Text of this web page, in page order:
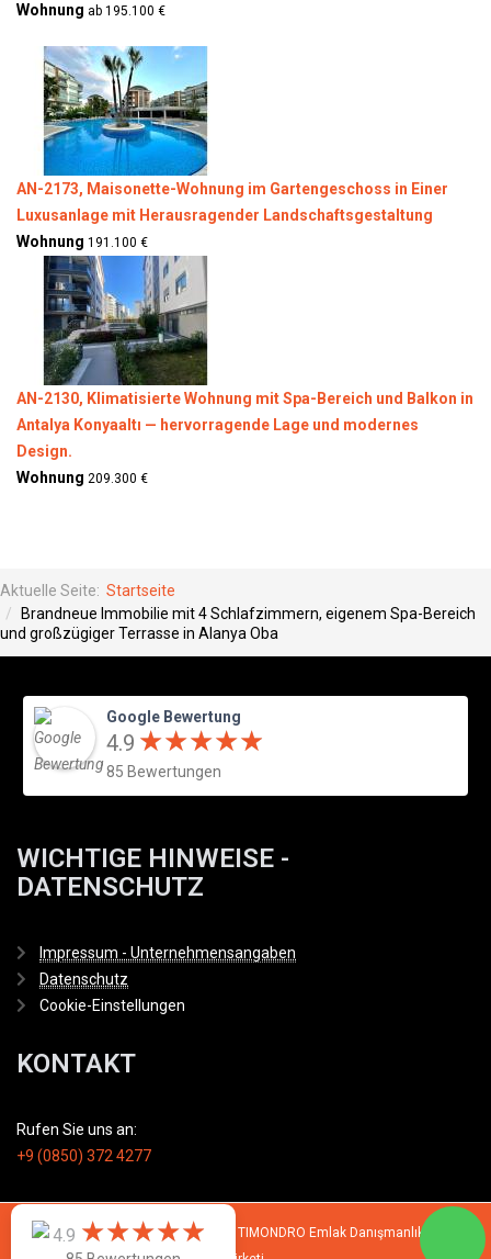
Wohnung ab 195.100 €
AN-2173, Maisonette-Wohnung im Gartengeschoss in Einer
Luxusanlage mit Herausragender Landschaftsgestaltung
Wohnung 191.100 €
AN-2130, Klimatisierte Wohnung mit Spa-Bereich und Balkon in
Antalya Konyaaltı — hervorragende Lage und modernes
Design.
Wohnung 209.300 €
Aktuelle Seite: Startseite
Brandneue Immobilie mit 4 Schlafzimmern, eigenem Spa-Bereich
und großzügiger Terrasse in Alanya Oba
Google Bewertung
4.9 ★★★★★
★★★★★
85 Bewertungen
4.9 ★★★★★
★★★★★
WICHTIGE HINWEISE -
DATENSCHUTZ
Impressum - Unternehmensangaben
Datenschutz
Cookie-Einstellungen
KONTAKT
Rufen Sie uns an:
+9 (0850) 372 4277
© 2007 - 2026 All rights reserved by TIMONDRO Emlak Danışmanlık Limited